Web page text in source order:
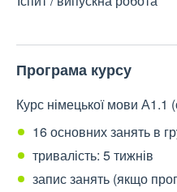
Програма курсу
Курс німецької мови А1.1
16 основних занять в
тривалість: 5 тижнів
запис занять (якщо